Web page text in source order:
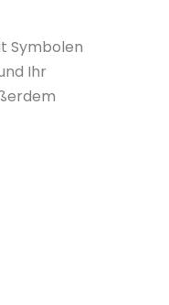
Symbolen
Ihr